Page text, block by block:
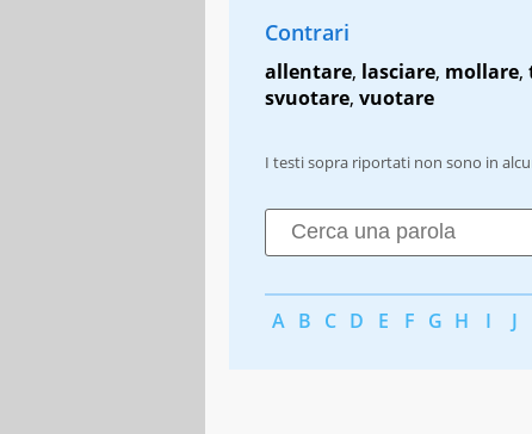
Contrari
allentare, lasciare, mollare,
svuotare, vuotare
I testi sopra riportati non sono in
A B C D E F G H I J